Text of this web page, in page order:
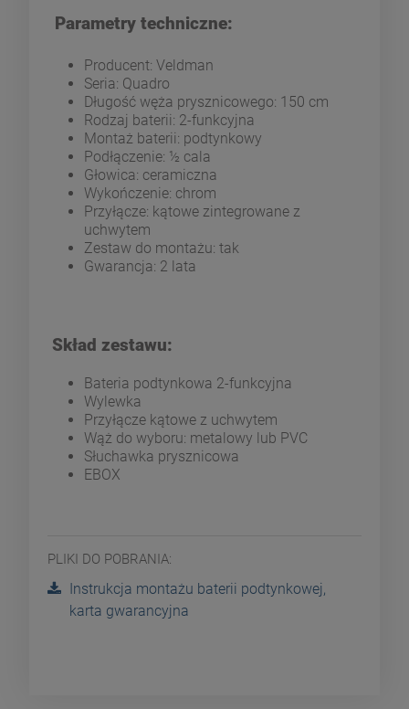
Parametry techniczne:
Producent: Veldman
Seria: Quadro
Długość węża prysznicowego: 150 cm
Rodzaj baterii: 2-funkcyjna
Montaż baterii: podtynkowy
Podłączenie: ½ cala
Głowica: ceramiczna
Wykończenie: chrom
Przyłącze: kątowe zintegrowane z
uchwytem
Zestaw do montażu: tak
Gwarancja: 2 lata
Skład zestawu:
Bateria podtynkowa 2-funkcyjna
Wylewka
Przyłącze kątowe z uchwytem
Wąż do wyboru: metalowy lub PVC
Słuchawka prysznicowa
EBOX
PLIKI DO POBRANIA:
Instrukcja montażu baterii podtynkowej,
karta gwarancyjna